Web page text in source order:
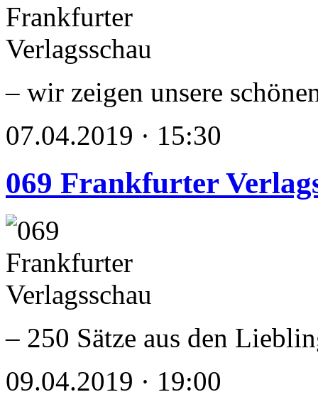
– wir zeigen unsere
07.04.2019 · 15:30
069 Frankfurter
– 250 Sätze aus den
09.04.2019 · 19:00